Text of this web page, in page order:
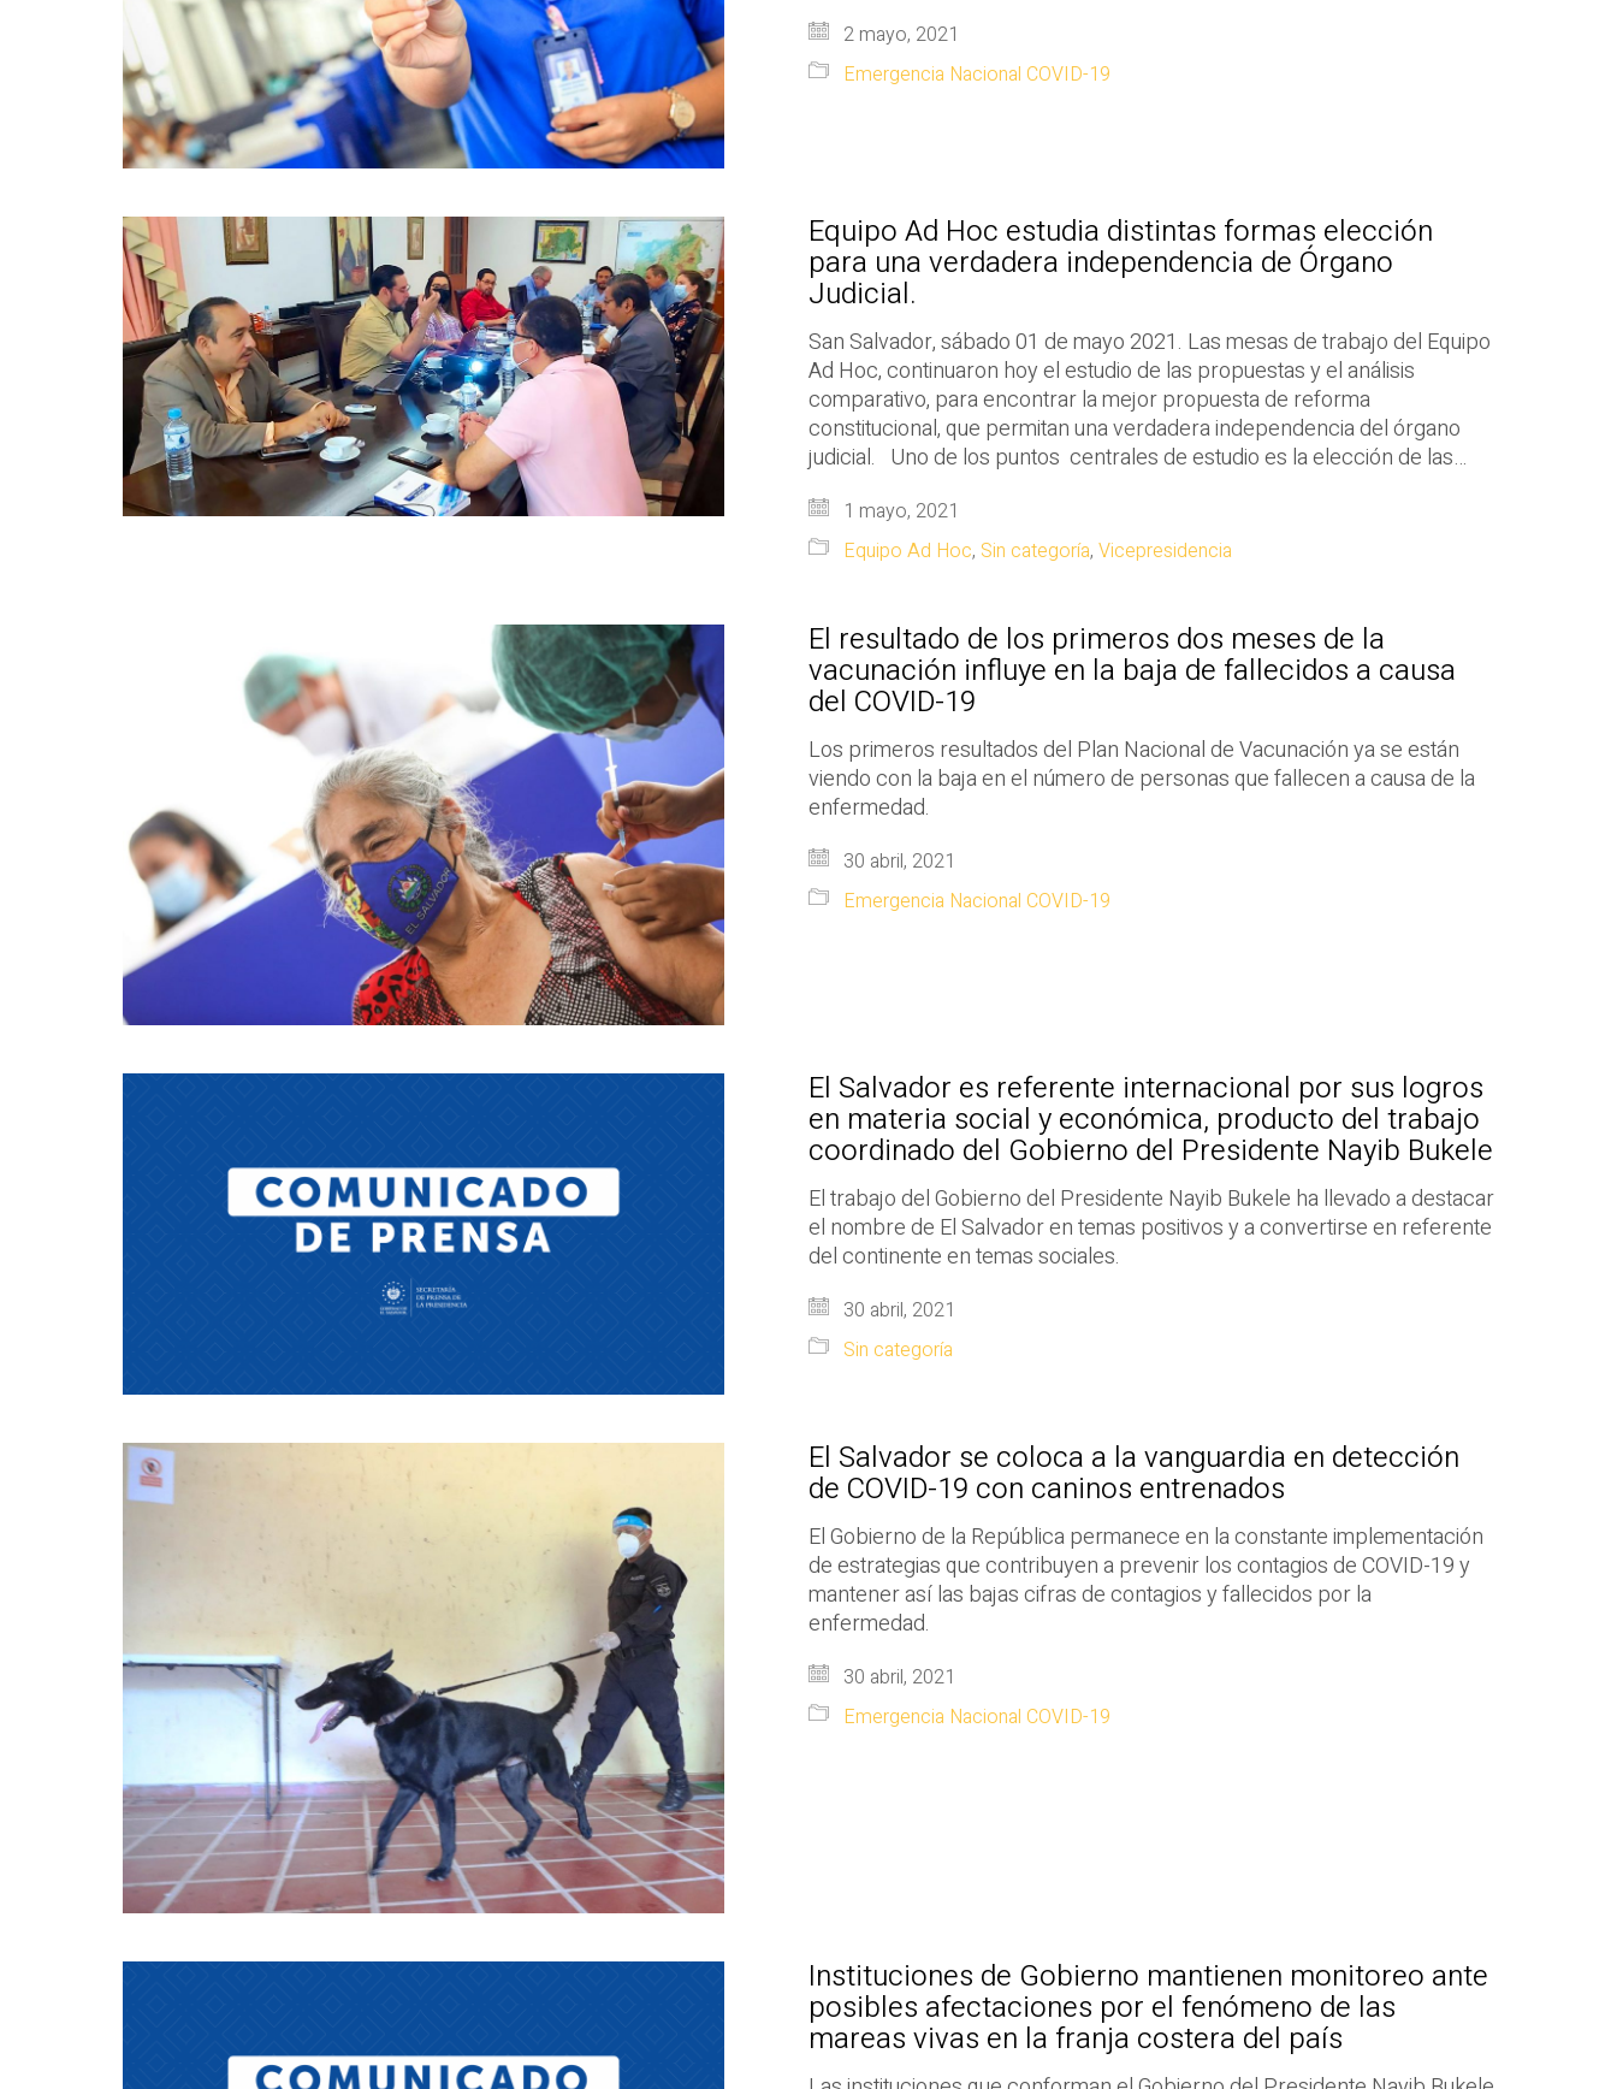
2 mayo, 2021
Emergencia Nacional COVID-19
Equipo Ad Hoc estudia distintas formas elección
para una verdadera independencia de Órgano
Judicial.
San Salvador, sábado 01 de mayo 2021. Las mesas de trabajo del Equipo
Ad Hoc, continuaron hoy el estudio de las propuestas y el análisis
comparativo, para encontrar la mejor propuesta de reforma
constitucional, que permitan una verdadera independencia del órgano
judicial. Uno de los puntos centrales de estudio es la elección de las…
1 mayo, 2021
Equipo Ad Hoc, Sin categoría, Vicepresidencia
El resultado de los primeros dos meses de la
vacunación influye en la baja de fallecidos a causa
del COVID-19
Los primeros resultados del Plan Nacional de Vacunación ya se están
viendo con la baja en el número de personas que fallecen a causa de la
enfermedad.
30 abril, 2021
Emergencia Nacional COVID-19
El Salvador es referente internacional por sus logros
en materia social y económica, producto del trabajo
coordinado del Gobierno del Presidente Nayib Bukele
El trabajo del Gobierno del Presidente Nayib Bukele ha llevado a destacar
el nombre de El Salvador en temas positivos y a convertirse en referente
del continente en temas sociales.
30 abril, 2021
Sin categoría
El Salvador se coloca a la vanguardia en detección
de COVID-19 con caninos entrenados
El Gobierno de la República permanece en la constante implementación
de estrategias que contribuyen a prevenir los contagios de COVID-19 y
mantener así las bajas cifras de contagios y fallecidos por la
enfermedad.
30 abril, 2021
Emergencia Nacional COVID-19
Instituciones de Gobierno mantienen monitoreo ante
posibles afectaciones por el fenómeno de las
mareas vivas en la franja costera del país